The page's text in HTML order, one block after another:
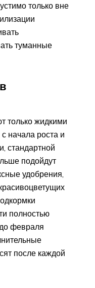
только вне
туманные
только жидкими
начала роста и
стандартной
подойдут
удобрения,
полностью
февраля
после каждой